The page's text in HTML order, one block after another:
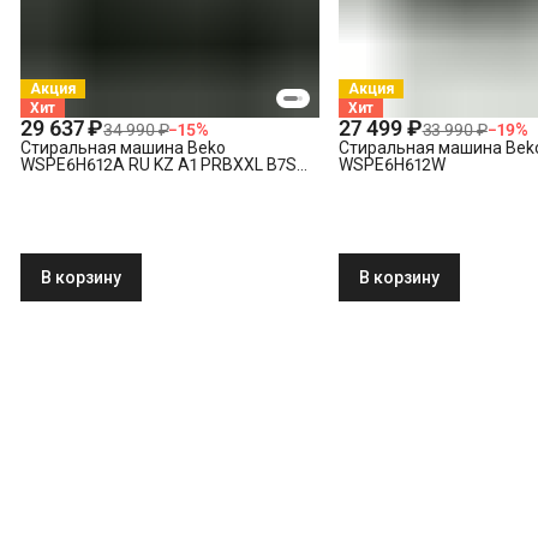
Акция
Хит
29 637 ₽34 990 ₽−15%
Стиральная машина Beko
WSPE6H612A RU KZ A1 PRBXXL B7S
В корзину
Акция
Хит
27 499 ₽33 990 ₽−19%
Стиральная машина
WSPE6H612W
В корзину